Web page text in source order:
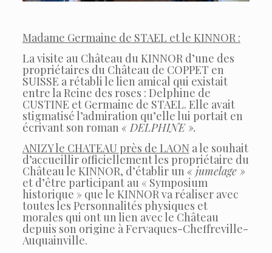
Madame Germaine de STAEL et le KINNOR :
La visite au Château du KINNOR d’une des
propriétaires du Château de COPPET en
SUISSE a rétabli le lien amical qui existait
entre la Reine des roses : Delphine de
CUSTINE et Germaine de STAEL. Elle avait
stigmatisé l’admiration qu’elle lui portait en
écrivant son roman « DELPHINE ».
ANIZY le CHATEAU près de LAON a le souhait
d’accueillir officiellement les propriétaire du
Château le KINNOR, d’établir un « jumelage »
et d’être participant au « Symposium
historique » que le KINNOR va réaliser avec
toutes les Personnalités physiques et
morales qui ont un lien avec le Château
depuis son origine à Fervaques-Cheffreville-
Auquainville.